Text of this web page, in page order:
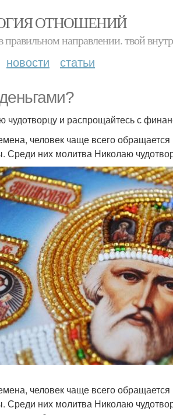
ОТНОШЕНИЙ
правильном направлении. твой
новости статьи
чудотворцу и распрощайтесь с
человек чаще всего
них молитва Николаю
человек чаще всего
них молитва Николаю